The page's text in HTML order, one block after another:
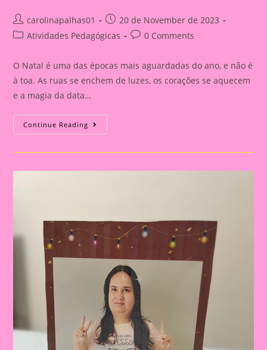
Post
author:
carolinapalhas01
Post
published:
20 de November de 2023
PostAtividades Pedagógicas
Post0 Comments
O Natal é uma das épocas mais aguardadas do ano, e não é
à toa. As ruas se enchem de luzes, os corações se aquecem
e a magia da data…
Continue Reading Lembrancinha
De
Retrato